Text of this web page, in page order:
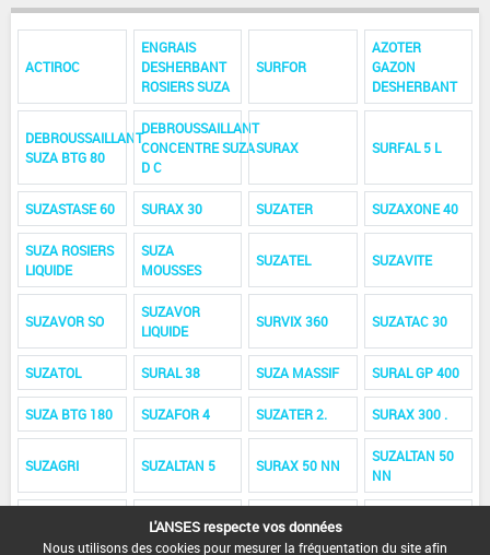
ACTIROC
ENGRAIS
DESHERBANT
ROSIERS SUZA
SURFOR
AZOTER
GAZON
DESHERBANT
DEBROUSSAILLANT
SUZA BTG 80
DEBROUSSAILLANT
CONCENTRE SUZA
D C
SURAX SURFAL 5 L
SUZASTASE 60 SURAX 30 SUZATER SUZAXONE 40
SUZA ROSIERS
LIQUIDE
SUZA
MOUSSES
SUZATEL SUZAVITE
SUZAVOR SO
SUZAVOR
LIQUIDE
SURVIX 360 SUZATAC 30
SUZATOL SURAL 38 SUZA MASSIF SURAL GP 400
SUZA BTG 180 SUZAFOR 4 SUZATER 2. SURAX 300 .
SUZAGRI SUZALTAN 5 SURAX 50 NN
SUZALTAN 50
NN
SUZATER 30
NN
LIQUIDE 30 NN
L'ANSES respecte vos données
Nous utilisons des cookies pour mesurer la fréquentation du site afin